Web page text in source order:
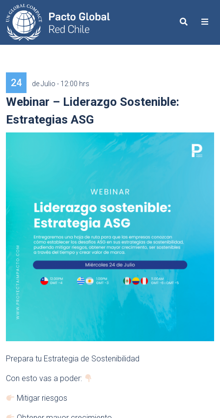
Search
24 de Julio - 12:00 hrs
Webinar – Liderazgo Sostenible:
Estrategias ASG
Prepara tu Estrategia de Sostenibilidad
Con esto vas a poder:
Mitigar riesgos